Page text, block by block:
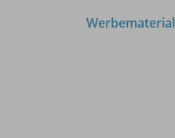
Werbematerial